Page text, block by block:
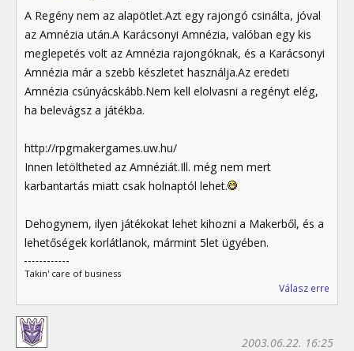
A Regény nem az alapötlet.Azt egy rajongó csinálta, jóval
az Amnézia után.A Karácsonyi Amnézia, valóban egy kis
meglepetés volt az Amnézia rajongóknak, és a Karácsonyi
Amnézia már a szebb készletet használja.Az eredeti
Amnézia csúnyácskább.Nem kell elolvasni a regényt elég,
ha belevágsz a játékba.
http://rpgmakergames.uw.hu/
Innen letöltheted az Amnéziát.Ill. még nem mert
karbantartás miatt csak holnaptól lehet.
Dehogynem, ilyen játékokat lehet kihozni a Makerből, és a
lehetőségek korlátlanok, mármint 5let ügyében.
Takin' care of business
Válasz erre
2003.06.22. 16:25